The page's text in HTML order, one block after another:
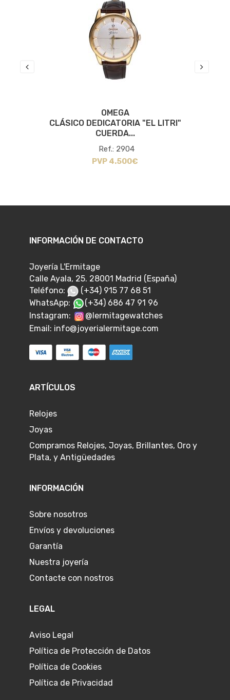
OMEGA
CLÁSICO DEDICATORIA "EL LITRI"
CUERDA...
Ref.: 2904
PVP 4.500€
INFORMACIÓN DE CONTACTO
Joyería L'Ermitage
Calle Ayala, 25. 28001 Madrid (España)
Teléfono:
(+34) 915 77 68 51
WhatsApp:
(+34) 686 47 91 96
Instagram:
@lermitagewatches
Email: info@joyerialermitage.com
ARTÍCULOS
Relojes
Joyas
Compramos Relojes, Joyas, Brillantes, Oro y
Plata, y Antigüedades
INFORMACIÓN
Sobre nosotros
Envíos y devoluciones
Garantía
Nuestra joyería
Contacte con nostros
LEGAL
Aviso Legal
Política de Protección de Datos
Política de Cookies
Política de Privacidad